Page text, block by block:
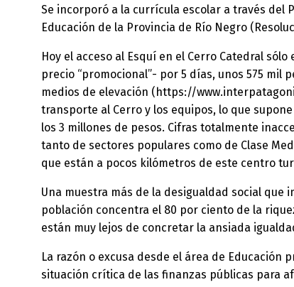
Se incorporó a la currícula escolar a través del
Educación de la Provincia de Río Negro
Hoy el acceso al Esquí en el Cerro Catedral
precio “promocional”- por 5 días, unos 575 mil
medios de elevación (https://
transporte al Cerro y los equipos, lo que
los 3 millones de pesos. Cifras totalmente
tanto de sectores populares como de Clase
que están a pocos kilómetros de este centro
Una muestra más de la desigualdad social
población concentra el 80 por ciento de la
están muy lejos de concretar la ansiada
La razón o excusa desde el área de Educación
situación crítica de las finanzas públicas para